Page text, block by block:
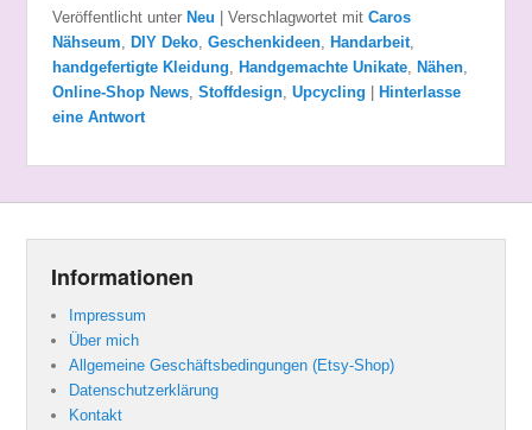
Veröffentlicht unter Neu Verschlagwortet mit Caros
Nähseum
DIY Deko, Geschenkideen, Handarbeit,
handgefertigte Kleidung
Handgemachte Unikate, Nähen,
Online-Shop News, Stoffdesign, Upcycling
Hinterlasse
eine Antwort
Informationen
Impressum
Über mich
Allgemeine Geschäftsbedingungen (Etsy-Shop)
Datenschutzerklärung
Kontakt